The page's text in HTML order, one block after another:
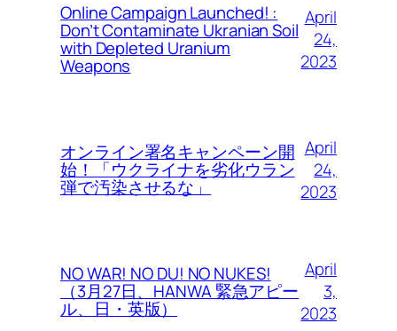
Online Campaign Launched! :
Don’t Contaminate Ukranian Soil
with Depleted Uranium
Weapons
April
24,
2023
オンライン署名キャンペーン開
始！「ウクライナを劣化ウラン
弾で汚染させるな」
April
24,
2023
NO WAR! NO DU! NO NUKES!
（3月27日、HANWA 緊急アピー
ル、日・英版）
April
3,
2023